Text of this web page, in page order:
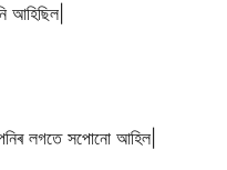
আহিছিল|
লগতে সপোনো আহিল|